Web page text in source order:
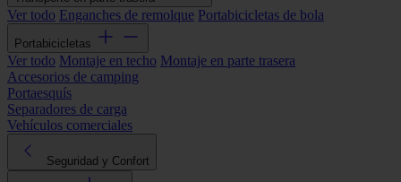
Ver todo Enganches de remolque Portabicicletas de bola
Portabicicletas
Ver todo Montaje en techo Montaje en parte trasera
Accesorios de camping
Portaesquís
Separadores de carga
Vehículos comerciales
Seguridad y Confort